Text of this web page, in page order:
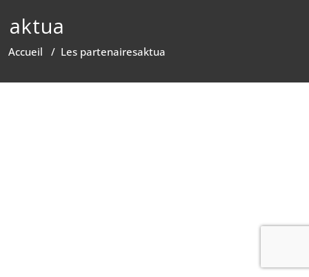
aktua
Accueil / Les partenairesaktua